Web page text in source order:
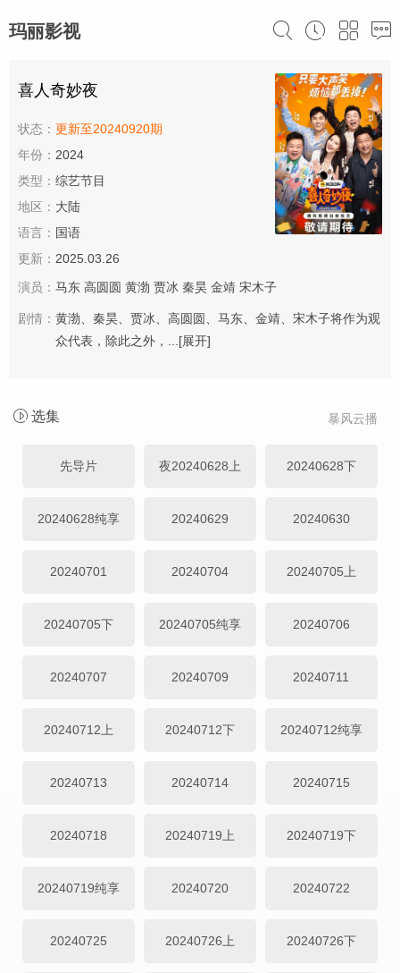
玛丽影视
喜人奇妙夜
状态： 更新至20240920期
年份： 2024
类型： 综艺节目
地区： 大陆
语言： 国语
更新： 2025.03.26
演员： 马东 高圆圆 黄渤 贾冰 秦昊 金靖 宋木子
剧情： 黄渤、秦昊、贾冰、高圆圆、马东、金靖、宋木子将作为观
众代表，除此之外，... [展开]
暴风云播
选集
先导片 夜20240628上 20240628下
20240628纯享 20240629 20240630
20240701 20240704 20240705上
20240705下 20240705纯享 20240706
20240707 20240709 20240711
20240712上 20240712下 20240712纯享
20240713 20240714 20240715
20240718 20240719上 20240719下
20240719纯享 20240720 20240722
20240725 20240726上 20240726下